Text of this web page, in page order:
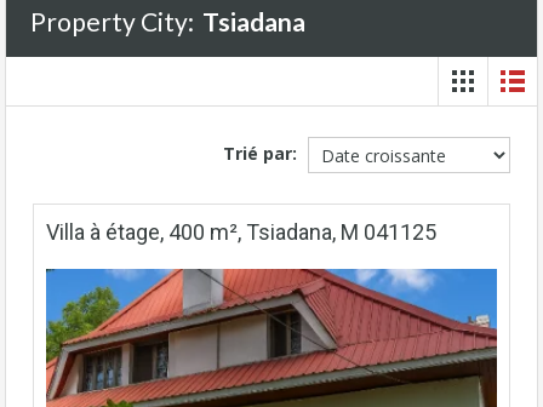
Property City: Tsiadana
Trié par:
Villa à étage, 400 m², Tsiadana, M 041125